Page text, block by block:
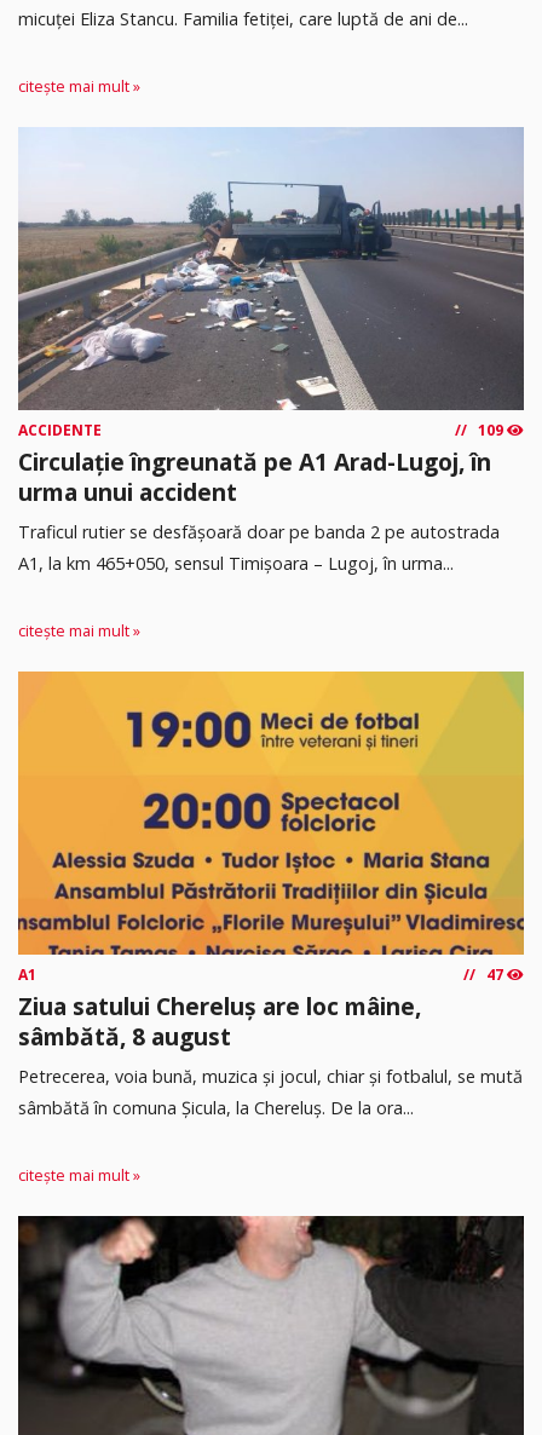
micuței Eliza Stancu. Familia fetiței, care luptă de ani de...
citește mai mult »
ACCIDENTE 109
Circulație îngreunată pe A1 Arad-Lugoj, în
urma unui accident
Traficul rutier se desfășoară doar pe banda 2 pe autostrada
A1, la km 465+050, sensul Timişoara – Lugoj, în urma...
citește mai mult »
A1 47
Ziua satului Chereluș are loc mâine,
sâmbătă, 8 august
Petrecerea, voia bună, muzica și jocul, chiar și fotbalul, se mută
sâmbătă în comuna Șicula, la Chereluș. De la ora...
citește mai mult »